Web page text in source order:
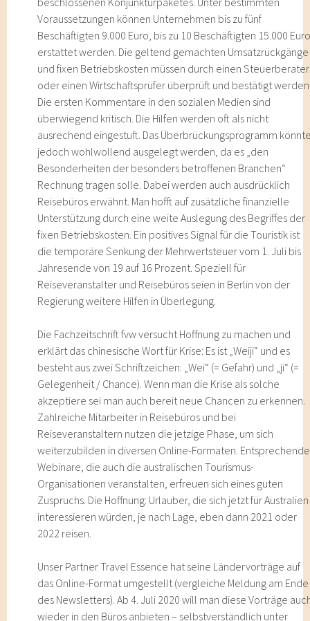
Voraussetzungen können Unternehmen bis zu fünf
Beschäftigten 9.000 Euro, bis zu 10 Beschäftigten 15.000
erstattet werden. Die geltend gemachten Umsatzrückgänge
und fixen Betriebskosten müssen durch einen Steuerberater
oder einen Wirtschaftsprüfer überprüft und bestätigt
Die ersten Kommentare in den sozialen Medien sind
überwiegend kritisch. Die Hilfen werden oft als nicht
ausrechend eingestuft. Das Überbrückungsprogramm
jedoch wohlwollend ausgelegt werden, da es „den
Besonderheiten der besonders betroffenen Branchen“
Rechnung tragen solle. Dabei werden auch ausdrücklich
Reisebüros erwähnt. Man hofft auf zusätzliche finanzielle
Unterstützung durch eine weite Auslegung des Begriffes der
fixen Betriebskosten. Ein positives Signal für die Touristik ist
die temporäre Senkung der Mehrwertsteuer vom 1. Juli bis
Jahresende von 19 auf 16 Prozent. Speziell für
Reiseveranstalter und Reisebüros seien in Berlin von der
Regierung weitere Hilfen in Überlegung.
Die Fachzeitschrift fvw versucht Hoffnung zu machen und
erklärt das chinesische Wort für Krise: Es ist „Weiji“ und es
besteht aus zwei Schriftzeichen: „Wei“ (= Gefahr) und „ji“ (=
Gelegenheit / Chance). Wenn man die Krise als solche
akzeptiere sei man auch bereit neue Chancen zu erkennen.
Zahlreiche Mitarbeiter in Reisebüros und bei
Reiseveranstaltern nutzen die jetzige Phase, um sich
weiterzubilden in diversen Online-Formaten. Entsprechende
Webinare, die auch die australischen Tourismus-
Organisationen veranstalten, erfreuen sich eines guten
Zuspruchs. Die Hoffnung: Urlauber, die sich jetzt für Australien
interessieren würden, je nach Lage, eben dann 2021 oder
2022 reisen.
Unser Partner Travel Essence hat seine Ländervorträge auf
das Online-Format umgestellt (vergleiche Meldung am Ende
des Newsletters). Ab 4. Juli 2020 will man diese Vorträge
wieder in den Büros anbieten – selbstverständlich unter